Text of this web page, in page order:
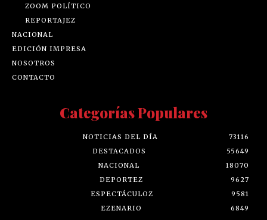
ZOOM POLÍTICO
REPORTAJEZ
NACIONAL
EDICIÓN IMPRESA
NOSOTROS
CONTACTO
Categorías Populares
NOTICIAS DEL DÍA
73116
DESTACADOS
55649
NACIONAL
18070
DEPORTEZ
9627
ESPECTÁCULOZ
9581
EZENARIO
6849